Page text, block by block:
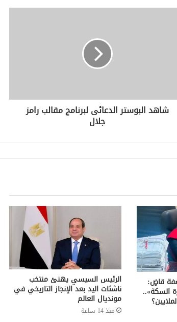
شاهد البوستر الدعائى لبرنامج مقالب رامز
جلال
قاضٍ:
السكة»..
الرئيس السيسي يهنئ منتخب
ناشئات اليد بعد الإنجاز التاريخي في
مونديال العالم
منذ 14 ساعة